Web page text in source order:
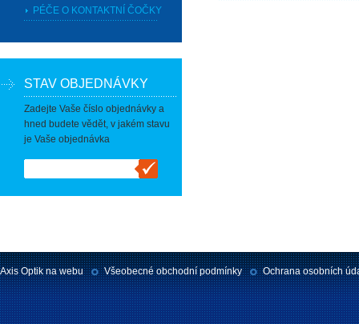
PÉČE O KONTAKTNÍ ČOČKY
STAV OBJEDNÁVKY
Zadejte Vaše číslo objednávky a
hned budete vědět, v jakém stavu
je Vaše objednávka
Axis Optik na webu Všeobecné obchodní podmínky Ochrana osobních